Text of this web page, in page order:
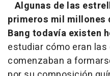
Algunas de las
primeros mil millones
Bang todavía existen
estudiar cómo eran
comenzaban a